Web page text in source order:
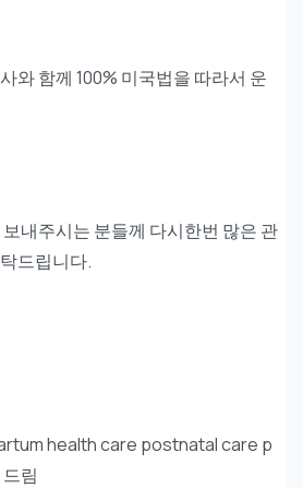
와 함께 100% 미국법을 따라서 운
내주시는 분들께 다시한번 많은 관
드립니다.
health care postnatal care p
림